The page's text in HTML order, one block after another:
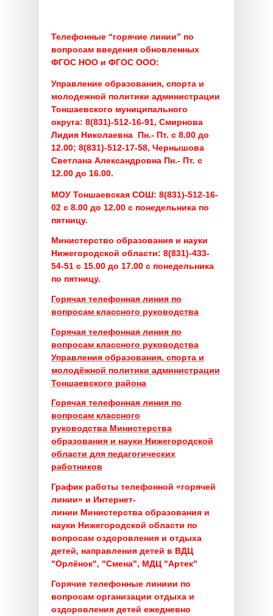
Телефонные “горячие линии” по
вопросам введения обновленных
ФГОС НОО и ФГОС ООО:
Управление образования, спорта и
молодежной политики администрации
Тоншаевского муниципального
округа: 8(831)-512-16-91, Смирнова
Лидия Николаевна Пн.- Пт. с 8.00 до
12.00; 8(831)-512-17-58, Чернышова
Светлана Александровна Пн.- Пт. с
12.00 до 16.00.
МОУ Тоншаевская СОШ: 8(831)-512-16-
02 с 8.00 до 12.00 с понедельника по
пятницу.
Министерство образования и науки
Нижегородской области: 8(831)-433-
54-51 с 15.00 до 17.00 с понедельника
по пятницу.
Горячая телефонная линия по
вопросам классного руководства
Горячая телефонная линия по
вопросам классного руководства
Управления образования, спорта и
молодёжной политики администрации
Тоншаевского района
Горячая телефонная линия по
вопросам классного
руководства Министерства
образования и науки Нижегородской
области для педагогических
работников
График работы телефонной «горячей
линии» и Интернет-
линии Министерства образования и
науки Нижегородской области по
вопросам оздоровления и отдыха
детей, направления детей в ВДЦ
"Орлёнок", "Смена", МДЦ "Артек"
Горячие телефонные линиии по
вопросам организации отдыха и
оздоровления детей ежедневно